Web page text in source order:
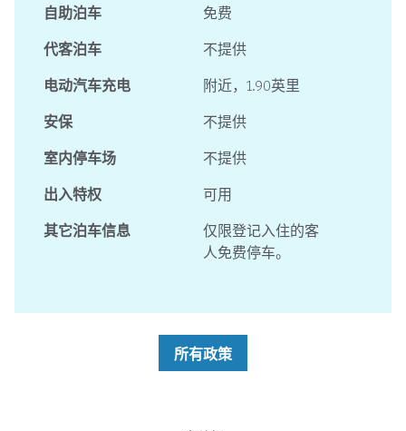
自助泊车
免费
代客泊车
不提供
电动汽车充电
附近，1.90英里
安保
不提供
室内停车场
不提供
出入特权
可用
其它泊车信息
仅限登记入住的客
人免费停车。
所有政策